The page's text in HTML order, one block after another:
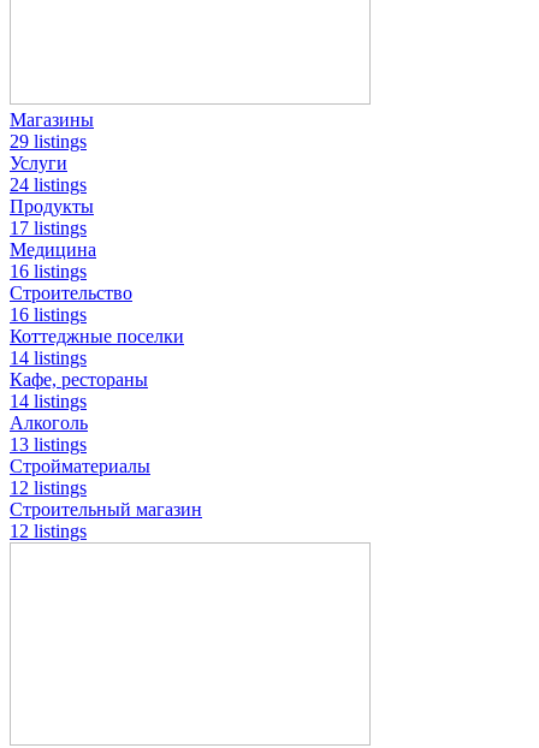
Магазины
29 listings
Услуги
24 listings
Продукты
17 listings
Медицина
16 listings
Строительство
16 listings
Коттеджные поселки
14 listings
Кафе, рестораны
14 listings
Алкоголь
13 listings
Стройматериалы
12 listings
Строительный магазин
12 listings